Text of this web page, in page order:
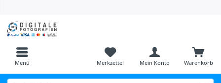
Menü Warenkorb
Merkzettel Mein Konto